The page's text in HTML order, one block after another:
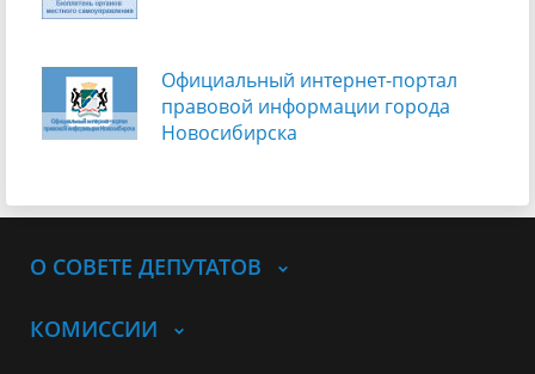
Официальный интернет-портал
правовой информации города
Новосибирска
О СОВЕТЕ ДЕПУТАТОВ
КОМИССИИ